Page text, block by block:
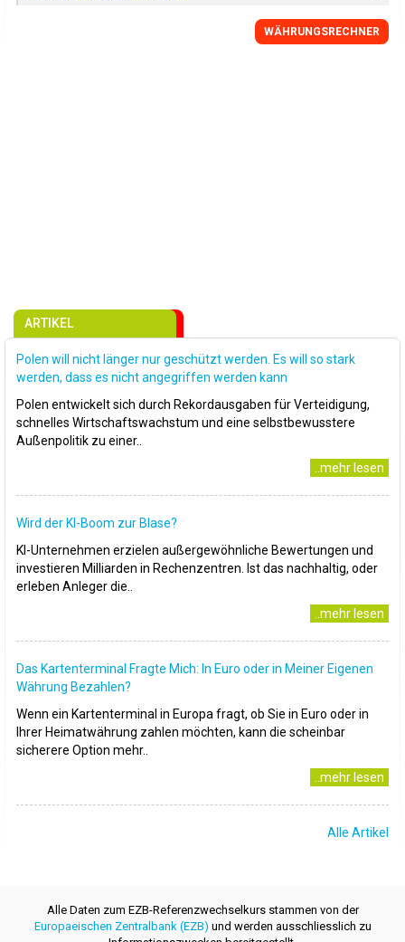
WÄHRUNGSRECHNER
ARTIKEL
Polen will nicht länger nur geschützt werden. Es will so stark
werden, dass es nicht angegriffen werden kann
Polen entwickelt sich durch Rekordausgaben für Verteidigung,
schnelles Wirtschaftswachstum und eine selbstbewusstere
Außenpolitik zu einer..
..mehr lesen
Wird der KI-Boom zur Blase?
KI-Unternehmen erzielen außergewöhnliche Bewertungen und
investieren Milliarden in Rechenzentren. Ist das nachhaltig, oder
erleben Anleger die..
..mehr lesen
Das Kartenterminal Fragte Mich: In Euro oder in Meiner Eigenen
Währung Bezahlen?
Wenn ein Kartenterminal in Europa fragt, ob Sie in Euro oder in
Ihrer Heimatwährung zahlen möchten, kann die scheinbar
sicherere Option mehr..
..mehr lesen
Alle Artikel
Alle Daten zum EZB-Referenzwechselkurs stammen von der
Europaeischen Zentralbank (EZB) und werden ausschliesslich zu